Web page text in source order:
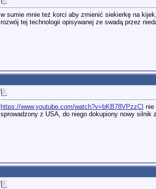
w sumie mnie też korci aby zmienić siekierkę na
rozwój tej technologii opisywanej ze swadą przez
https://www.youtube.com/watch?v=bKB78VPzzCI nie
sprowadzony z USA, do niego dokupiony nowy